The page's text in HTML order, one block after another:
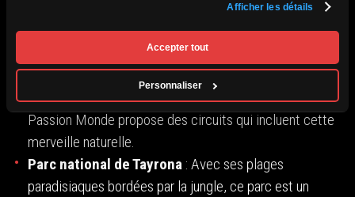
Afficher les détails
Accepter tout
Personnaliser
: Célèbre pour ses palmiers de cire
géants, cette vallée offre des randonnées
spectaculaires au cœur des Andes colombiennes.
Passion Monde propose des circuits qui incluent cette
merveille naturelle.
Parc national de Tayrona : Avec ses plages
paradisiaques bordées par la jungle, ce parc est un